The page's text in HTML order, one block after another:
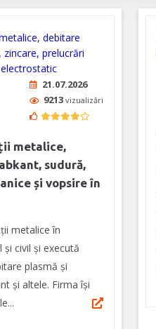
21.07.2026
9213 vizualizări
metalice,
sudură,
și vopsire în
metalice în
civil și execută
plasmă și
și altele. Firma își